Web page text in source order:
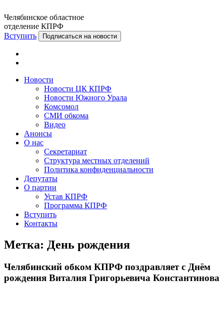
Челябинское областное
отделение КПРФ
Вступить
Подписаться на новости
Новости
Новости ЦК КПРФ
Новости Южного Урала
Комсомол
СМИ обкома
Видео
Анонсы
О нас
Секретариат
Структура местных отделений
Политика конфиденциальности
Депутаты
О партии
Устав КПРФ
Программа КПРФ
Вступить
Контакты
Метка: День рождения
Челябинский обком КПРФ поздравляет с Днём
рождения Виталия Григорьевича Константинова